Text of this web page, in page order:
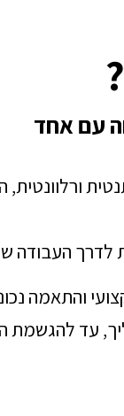
עם אחד
לדרך העבודה
והתאמה
עד להגשמת